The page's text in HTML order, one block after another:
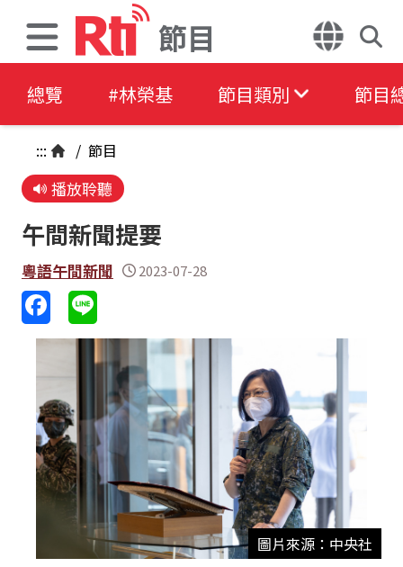
節目
總覽 #林榮基 節目類別 節目
::: / 節目
播放聆聽
午間新聞提要
粵語午間新聞 2023-07-28
圖片來源：中央社